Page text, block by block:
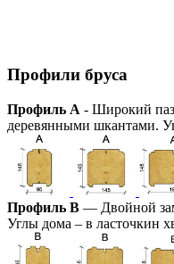
Профили бруса
Профиль А - Широкий
деревянными шкантами.
Профиль В — Двойной
Углы дома – в ласточкин